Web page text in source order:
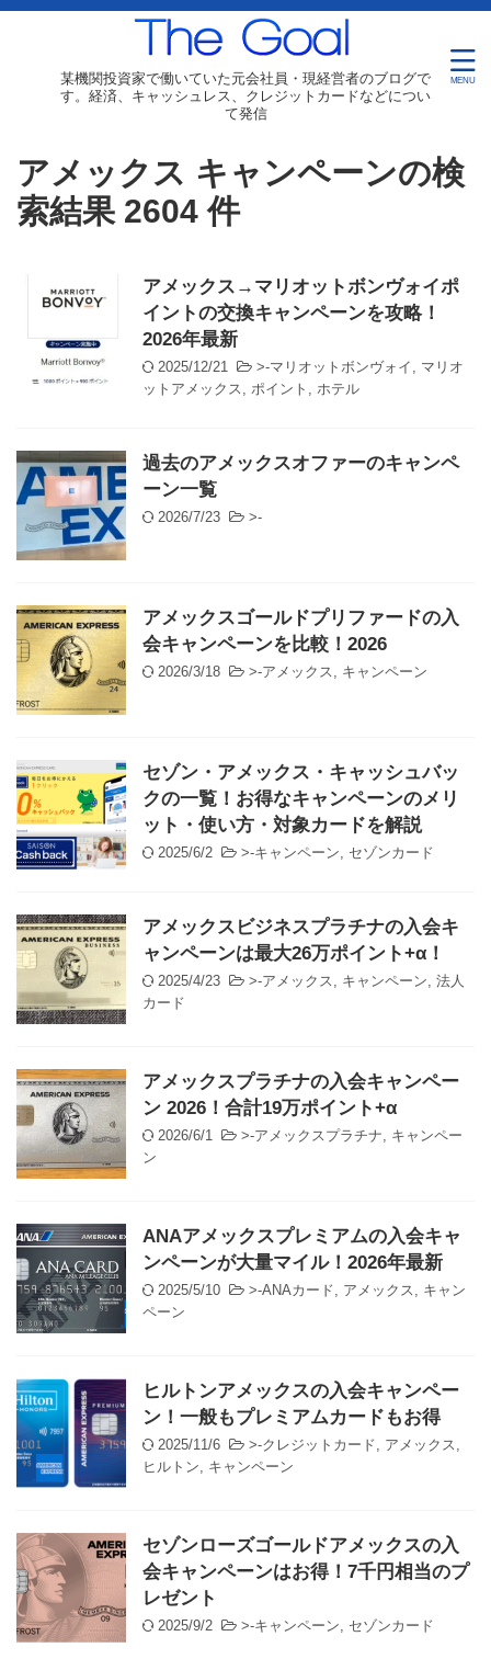
某機関投資家で働いていた元会社員・現経営者のブログで
す。経済、キャッシュレス、クレジットカードなどについ
て発信
アメックス キャンペーンの検
索結果 2604 件
アメックス→マリオットボンヴォイポ
イントの交換キャンペーンを攻略！
2026年最新
2025/12/21 >-マリオットボンヴォイ , マリオ
ットアメックス, ポイント , ホテル
過去のアメックスオファーのキャンペ
ーン一覧
2026/7/23 >-
アメックスゴールドプリファードの入
会キャンペーンを比較！2026
2026/3/18 >-アメックス, キャンペーン
セゾン・アメックス・キャッシュバッ
クの一覧！お得なキャンペーンのメリ
ット・使い方・対象カードを解説
2025/6/2 >-キャンペーン, セゾンカード
アメックスビジネスプラチナの入会キ
ャンペーンは最大26万ポイント+α！
2025/4/23 >-アメックス, キャンペーン, 法人
カード
アメックスプラチナの入会キャンペー
ン 2026！合計19万ポイント+α
2026/6/1 >-アメックスプラチナ, キャンペー
ン
ANAアメックスプレミアムの入会キャ
ンペーンが大量マイル！2026年最新
2025/5/10 >-ANAカード, アメックス, キャン
ペーン
ヒルトンアメックスの入会キャンペー
ン！一般もプレミアムカードもお得
2025/11/6 >-クレジットカード, アメックス,
ヒルトン, キャンペーン
セゾンローズゴールドアメックスの入
会キャンペーンはお得！7千円相当のプ
レゼント
2025/9/2 >-キャンペーン, セゾンカード